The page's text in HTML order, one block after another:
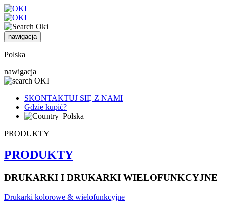
nawigacja
Polska
nawigacja
SKONTAKTUJ SIĘ Z NAMI
Gdzie kupić?
Polska
PRODUKTY
PRODUKTY
DRUKARKI I DRUKARKI WIELOFUNKCYJNE
Drukarki kolorowe & wielofunkcyjne